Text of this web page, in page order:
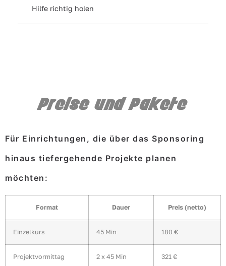
Hilfe richtig holen
Preise und Pakete
Für Einrichtungen, die über das Sponsoring
hinaus tiefergehende Projekte planen
möchten:
Format Dauer Preis (netto)
Einzelkurs 45 Min 180 €
Projektvormittag 2 x 45 Min 321 €